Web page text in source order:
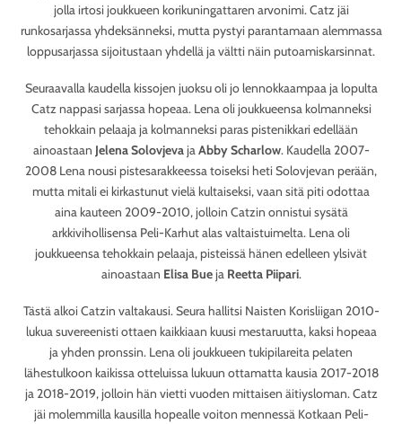
jolla irtosi joukkueen korikuningattaren arvonimi. Catz jäi
runkosarjassa yhdeksänneksi, mutta pystyi parantamaan alemmassa
loppusarjassa sijoitustaan yhdellä ja vältti näin putoamiskarsinnat.
Seuraavalla kaudella kissojen juoksu oli jo lennokkaampaa ja lopulta
Catz nappasi sarjassa hopeaa. Lena oli joukkueensa kolmanneksi
tehokkain pelaaja ja kolmanneksi paras pistenikkari edellään
ainoastaan Jelena SolovjevajaAbby Scharlow. Kaudella 2007-
2008 Lena nousi pistesarakkeessa toiseksi heti Solovjevan perään,
mutta mitali ei kirkastunut vielä kultaiseksi, vaan sitä piti odottaa
aina kauteen 2009-2010, jolloin Catzin onnistui sysätä
arkkivihollisensa Peli-Karhut alas valtaistuimelta. Lena oli
joukkueensa tehokkain pelaaja, pisteissä hänen edelleen ylsivät
ainoastaan Elisa Bueja Reetta Piipari.
Tästä alkoi Catzin valtakausi. Seura hallitsi Naisten Korisliigan 2010-
lukua suvereenisti ottaen kaikkiaan kuusi mestaruutta, kaksi hopeaa
ja yhden pronssin. Lena oli joukkueen tukipilareita pelaten
lähestulkoon kaikissa otteluissa lukuun ottamatta kausia 2017-2018
ja 2018-2019, jolloin hän vietti vuoden mittaisen äitiysloman. Catz
jäi molemmilla kausilla hopealle voiton mennessä Kotkaan Peli-